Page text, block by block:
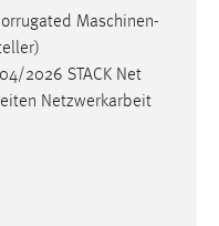
Maschinen-
2026 STACK Net
Netzwerkarbeit